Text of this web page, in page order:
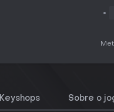
Keyshops Sobre o